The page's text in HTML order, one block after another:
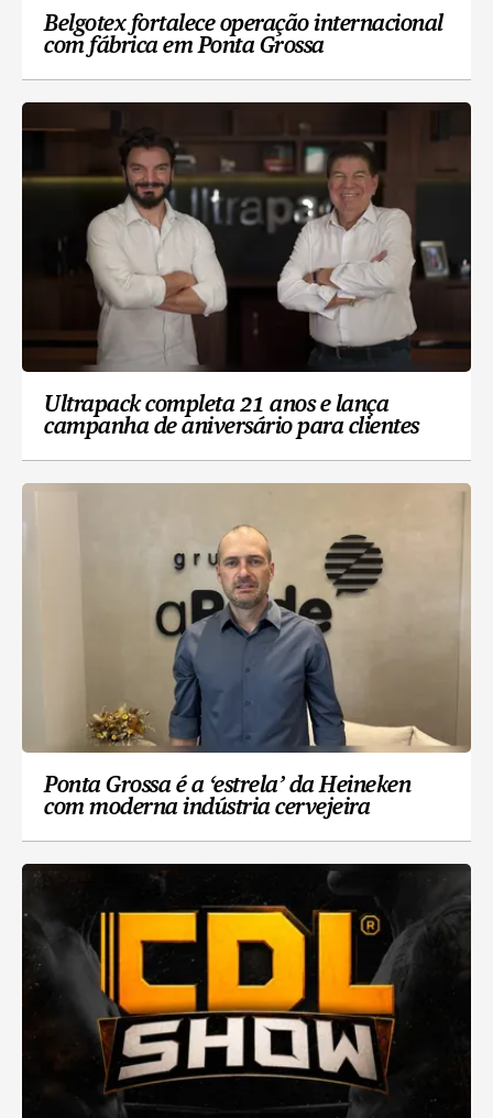
Belgotex fortalece operação internacional
com fábrica em Ponta Grossa
Ultrapack completa 21 anos e lança
campanha de aniversário para clientes
Ponta Grossa é a ‘estrela’ da Heineken
com moderna indústria cervejeira